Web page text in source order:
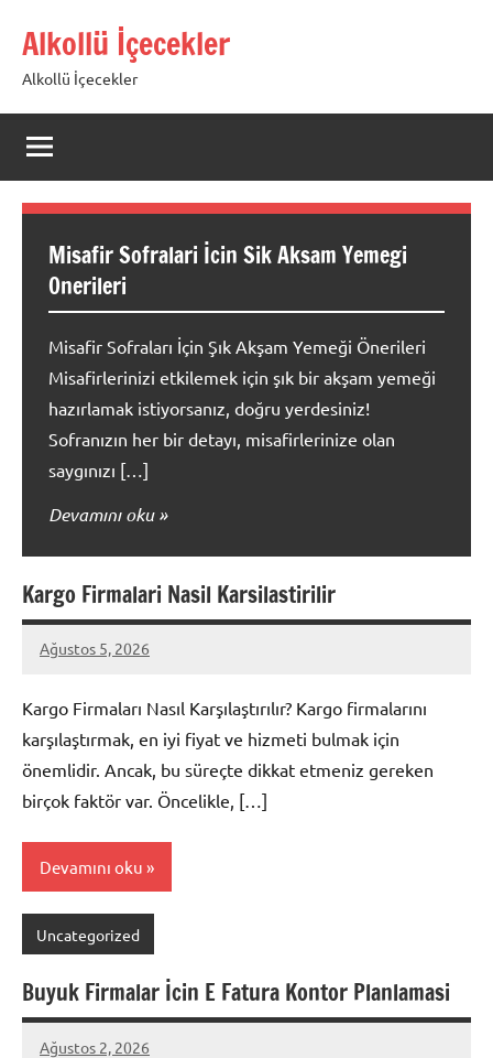
geçAlkollü İçecekler
Alkollü İçecekler
Misafir Sofralari İcin Sik Aksam Yemegi
Onerileri
Misafir Sofraları İçin Şık Akşam Yemeği Önerileri
Misafirlerinizi etkilemek için şık bir akşam yemeği
hazırlamak istiyorsanız, doğru yerdesiniz!
Sofranızın her bir detayı, misafirlerinize olan
saygınızı […]
Devamını oku
Kargo Firmalari Nasil Karsilastirilir
Ağustos 5, 2026
admin
Yorum
Kargo Firmaları Nasıl Karşılaştırılır? Kargo firmalarını
karşılaştırmak, en iyi fiyat ve hizmeti bulmak için
önemlidir. Ancak, bu süreçte dikkat etmeniz gereken
birçok faktör var. Öncelikle, […]
Devamını oku
Uncategorized
Buyuk Firmalar İcin E Fatura Kontor Planlamasi
Ağustos 2, 2026